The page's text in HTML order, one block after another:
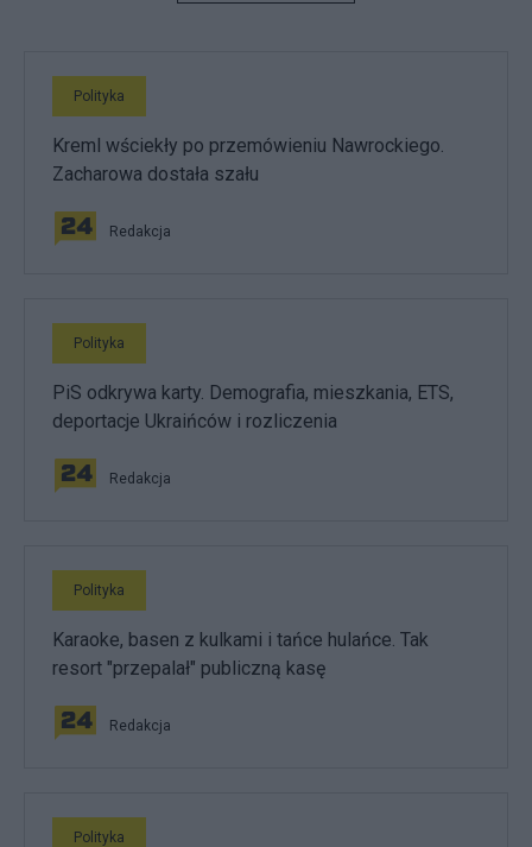
Polityka
Kreml wściekły po przemówieniu Nawrockiego.
Zacharowa dostała szału
Redakcja
Polityka
PiS odkrywa karty. Demografia, mieszkania, ETS,
deportacje Ukraińców i rozliczenia
Redakcja
Polityka
Karaoke, basen z kulkami i tańce hulańce. Tak
resort "przepalał" publiczną kasę
Redakcja
Polityka